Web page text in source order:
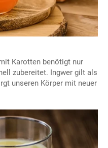
Karotten benötigt nur
zubereitet. Ingwer gilt als
unseren Körper mit neuer